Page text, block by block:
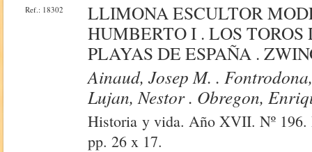
Ref.: 18302
LLIMONA ESCULTOR
HUMBERTO I . LOS
PLAYAS DE ESPAÑA .
Ainaud, Josep M. .
Lujan, Nestor . Obregon,
Historia y vida. Año XVII. Nº 196.
pp. 26 x 17.